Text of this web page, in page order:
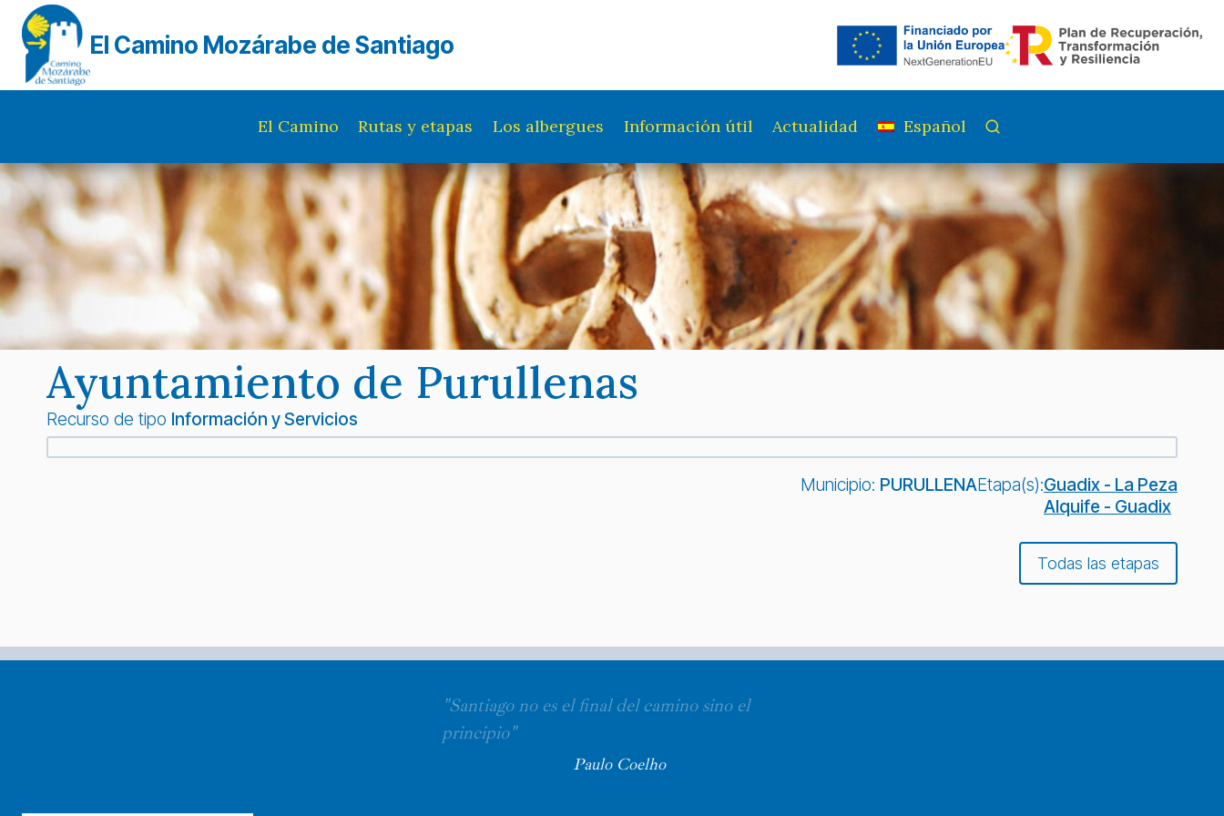
Saltar
contenido
El Camino Mozárabe de Santiago
El Camino Rutas y etapas Los albergues Información útil Actualidad Español
Ayuntamiento de Purullenas
Recurso de tipo Información y Servicios
Municipio: PURULLENAEtapa(s):Guadix - La Peza
Alquife - Guadix
Todas las etapas
"Santiago no es el final del camino sino el
principio"
Paulo Coelho